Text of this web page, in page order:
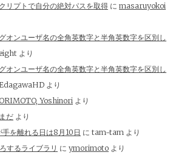
リプトで自分の絶対パスを取得 に masaruyokoi
オンユーザ名の全角英数字と半角英数字を区別し
より
オンユーザ名の全角英数字と半角英数字を区別し
より
Yoshinori より
だ より
を離れる日は8月10日 に tam-tam より
するライブラリ に ymorimoto より